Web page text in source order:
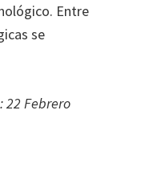
Entre
se
22 Febrero